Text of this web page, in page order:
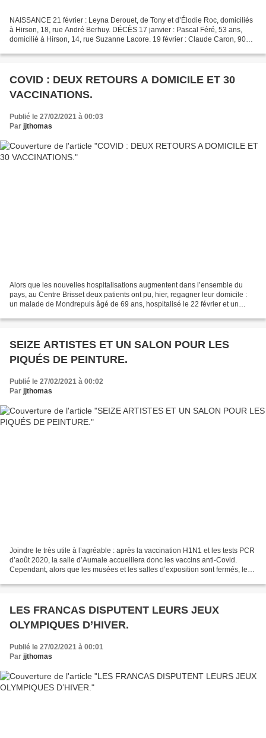
NAISSANCE 21 février : Leyna Derouet, de Tony et d’Élodie Roc, domiciliés
à Hirson, 18, rue André Berhuy. DÉCÈS 17 janvier : Pascal Féré, 53 ans,
domicilié à Hirson, 14, rue Suzanne Lacore. 19 février : Claude Caron, 90
COVID : DEUX RETOURS A DOMICILE ET 30
VACCINATIONS.
Publié le 27/02/2021 à 00:03
Par jjthomas
Alors que les nouvelles hospitalisations augmentent dans l’ensemble du
pays, au Centre Brisset deux patients ont pu, hier, regagner leur domicile :
un malade de Mondrepuis âgé de 69 ans, hospitalisé le 22 février et un
SEIZE ARTISTES ET UN SALON POUR LES
PIQUÉS DE PEINTURE.
Publié le 27/02/2021 à 00:02
Par jjthomas
Joindre le très utile à l’agréable : après la vaccination H1N1 et les tests PCR
d’août 2020, la salle d’Aumale accueillera donc les vaccins anti-Covid.
Cependant, alors que les musées et les salles d’exposition sont fermés, le
LES FRANCAS DISPUTENT LEURS JEUX
OLYMPIQUES D’HIVER.
Publié le 27/02/2021 à 00:01
Par jjthomas